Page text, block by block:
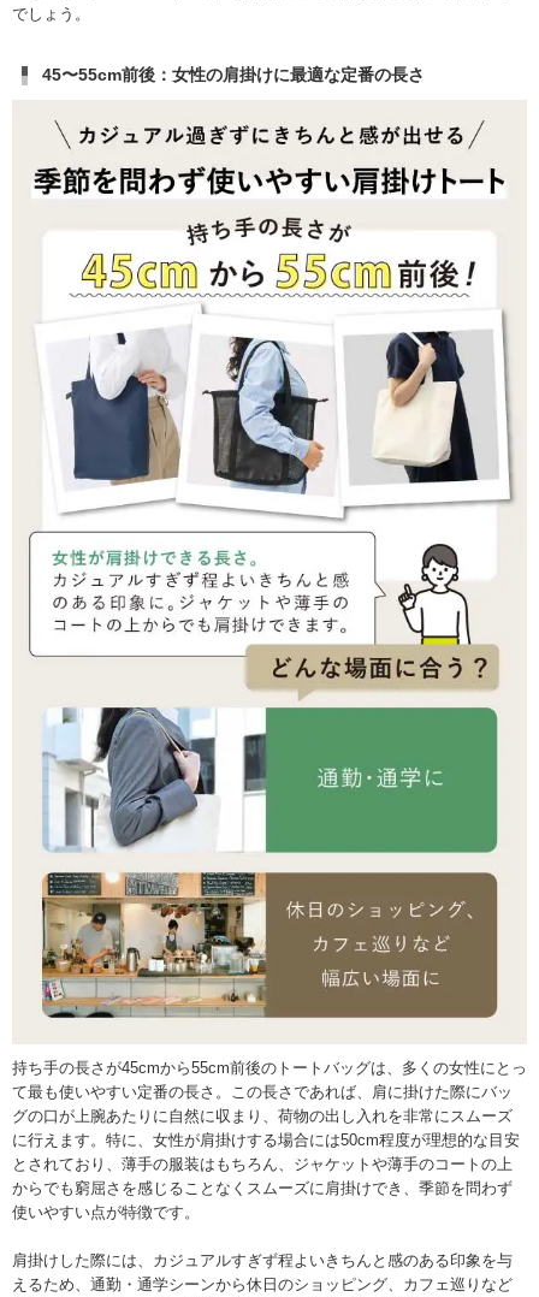
でしょう。
45〜55cm前後：女性の肩掛けに最適な定番の長さ
持ち手の長さが45cmから55cm前後のトートバッグは、多くの女性にとっ
て最も使いやすい定番の長さ。この長さであれば、肩に掛けた際にバッ
グの口が上腕あたりに自然に収まり、荷物の出し入れを非常にスムーズ
に行えます。特に、女性が肩掛けする場合には50cm程度が理想的な目安
とされており、薄手の服装はもちろん、ジャケットや薄手のコートの上
からでも窮屈さを感じることなくスムーズに肩掛けでき、季節を問わず
使いやすい点が特徴です。
肩掛けした際には、カジュアルすぎず程よいきちんと感のある印象を与
えるため、通勤・通学シーンから休日のショッピング、カフェ巡りなど